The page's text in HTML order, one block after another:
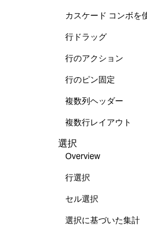
カスケード コンボを
行ドラッグ
行のアクション
行のピン固定
複数列ヘッダー
複数行レイアウト
選択
Overview
行選択
セル選択
選択に基づいた集計